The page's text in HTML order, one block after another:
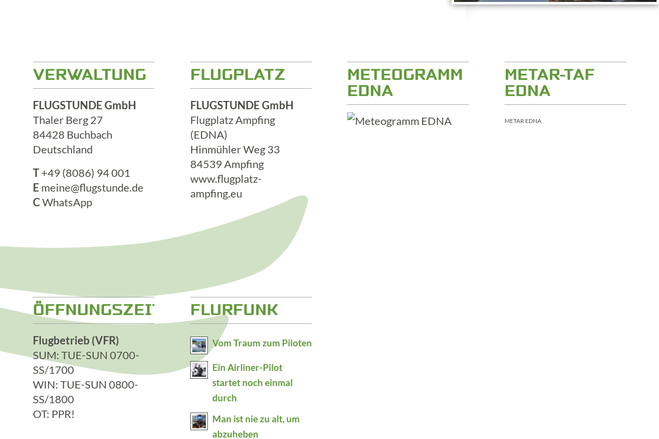
VERWALTUNG
FLUGSTUNDE GmbH
Thaler Berg 27
84428 Buchbach
Deutschland
T+49 (8086) 94 001
E meine@flugstunde.de
CWhatsApp
ÖFFNUNGSZEITEN
Flugbetrieb (VFR)
SUM: TUE-SUN 0700-
SS/1700
WIN: TUE-SUN 0800-
SS/1800
OT: PPR!
FLUGPLATZ
FLUGSTUNDE GmbH
Flugplatz Ampfing
(EDNA)
Hinmühler Weg 33
84539 Ampfing
www.flugplatz-
ampfing.eu
FLURFUNK
Vom Traum zum Piloten
Ein Airliner-Pilot
startet noch einmal
durch
Man ist nie zu alt, um
abzuheben
METEOGRAMM
EDNA
METAR-TAF
EDNA
METAR EDNA